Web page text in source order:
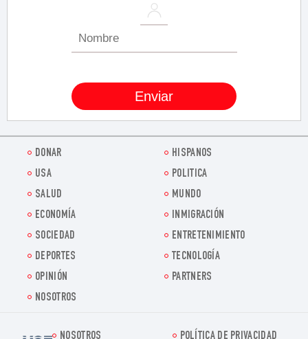
DONAR
HISPANOS
USA
POLITICA
SALUD
MUNDO
ECONOMÍA
INMIGRACIÓN
SOCIEDAD
ENTRETENIMIENTO
DEPORTES
TECNOLOGÍA
OPINIÓN
PARTNERS
NOSOTROS
NOSOTROS POLÍTICA DE PRIVACIDAD